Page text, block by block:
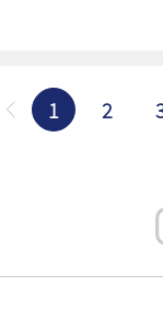
1 2